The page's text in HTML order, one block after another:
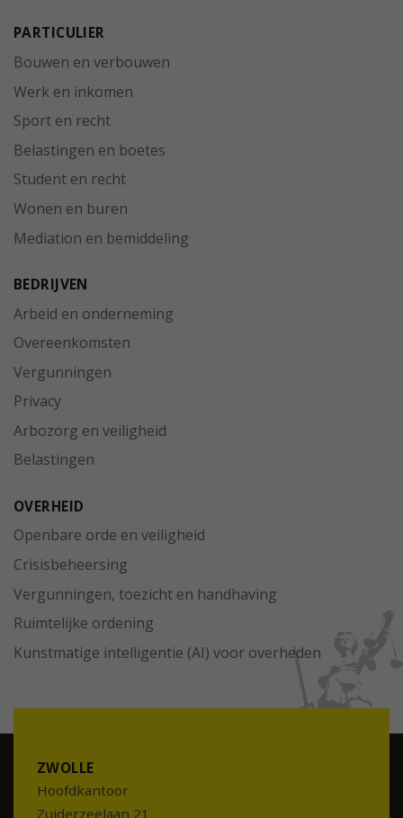
PARTICULIER
Bouwen en verbouwen
Werk en inkomen
Sport en recht
Belastingen en boetes
Student en recht
Wonen en buren
Mediation en bemiddeling
BEDRIJVEN
Arbeid en onderneming
Overeenkomsten
Vergunningen
Privacy
Arbozorg en veiligheid
Belastingen
OVERHEID
Openbare orde en veiligheid
Crisisbeheersing
Vergunningen, toezicht en handhaving
Ruimtelijke ordening
Kunstmatige intelligentie (AI) voor overheden
ZWOLLE
Hoofdkantoor
Zuiderzeelaan 21